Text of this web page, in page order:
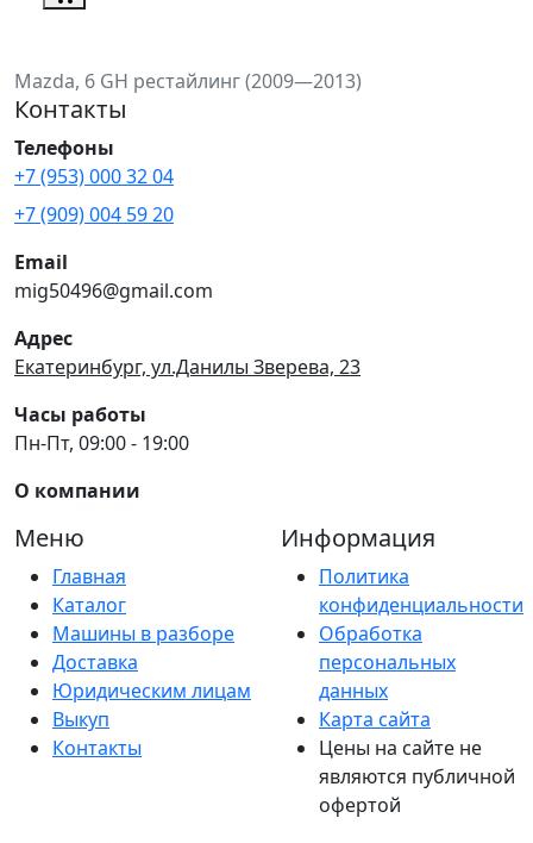
Mazda, 6 GH рестайлинг (2009—2013)
Контакты
Телефоны
+7 (953) 000 32 04
+7 (909) 004 59 20
Email
mig50496@gmail.com
Адрес
Екатеринбург, ул.Данилы Зверева, 23
Часы работы
Пн-Пт, 09:00 - 19:00
О компании
Меню
Главная
Каталог
Машины в разборе
Доставка
Юридическим лицам
Выкуп
Контакты
Информация
Политика
конфиденциальности
Обработка
персональных
данных
Карта сайта
Цены на сайте не
являются публичной
офертой